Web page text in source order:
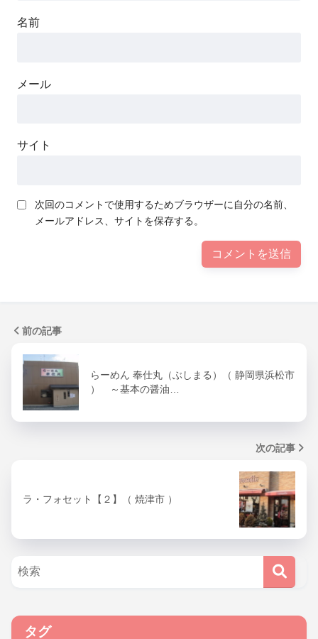
名前
メール
サイト
次回のコメントで使用するためブラウザーに自分の名前、
メールアドレス、サイトを保存する。
前の記事
らーめん 奉仕丸（ぶしまる）（ 静岡県浜松市
） ～基本の醤油…
次の記事
ラ・フォセット【２】（ 焼津市 ）
タグ